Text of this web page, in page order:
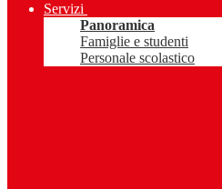
Servizi
Panoramica
Famiglie e studenti
Personale scolastico